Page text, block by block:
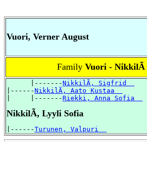
Vuori, Verner August
Family Vuori - NikkilÃ
      |-------
NikkilÃ, Sigfrid
|------NikkilÃ, Aato Kustaa
|     |-------Riekki, Anna Sofia
NikkilÃ, Lyyli Sofia
|------Turunen, Valpuri